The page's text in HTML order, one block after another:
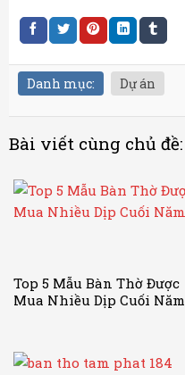
Danh mục: Dự án
Bài viết cùng chủ đề:
Top 5 Mẫu Bàn Thờ Được
Mua Nhiều Dịp Cuối Năm